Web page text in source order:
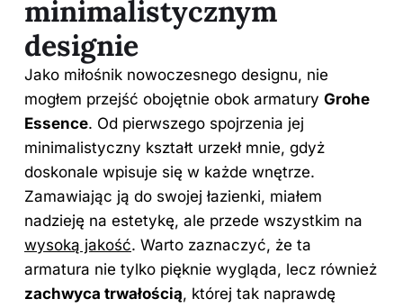
minimalistycznym
designie
Jako miłośnik nowoczesnego designu, nie
mogłem przejść obojętnie obok armatury Grohe
Essence. Od pierwszego spojrzenia jej
minimalistyczny kształt urzekł mnie, gdyż
doskonale wpisuje się w każde wnętrze.
Zamawiając ją do swojej łazienki, miałem
nadzieję na estetykę, ale przede wszystkim na
wysoką jakość. Warto zaznaczyć, że ta
armatura nie tylko pięknie wygląda, lecz również
zachwyca trwałością, której tak naprawdę